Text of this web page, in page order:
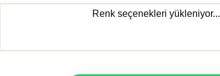
Renk seçenekleri yükleniyor...